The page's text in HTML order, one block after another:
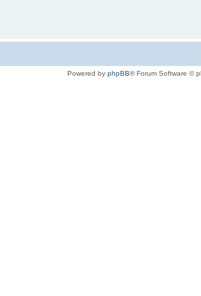
Powered by phpBB® Forum Software ©